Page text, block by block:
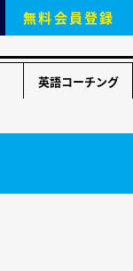
無料会員登録
英語コーチング